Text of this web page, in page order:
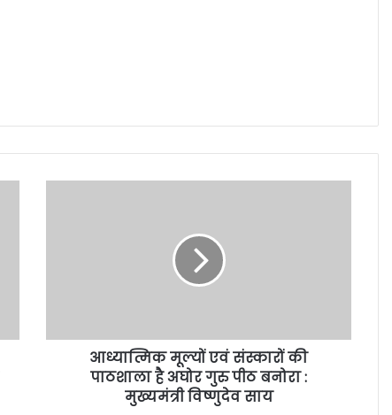
आध्यात्मिक मूल्यों एवं संस्कारों की
पाठशाला है अघोर गुरु पीठ बनोरा :
मुख्यमंत्री विष्णुदेव साय